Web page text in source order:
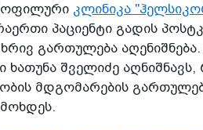
კლინიკა
პაციენტი გადის
გართულება
ხათუნა შველიძე
მდგომარების